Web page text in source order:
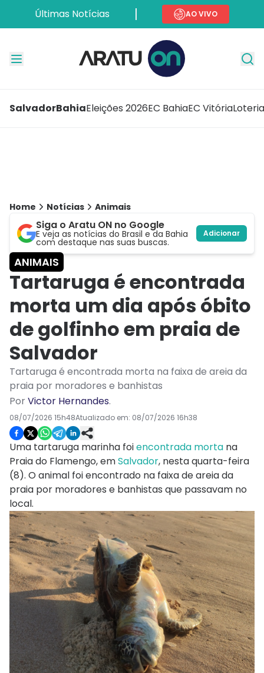
Últimas Notícias AO VIVO
SalvadorBahiaEleições 2026EC BahiaEC Vitória
Home Notícias Animais
Siga o Aratu ON no Google
E veja as notícias do Brasil e da Bahia
com destaque nas suas buscas.
Adicionar
ANIMAIS
Tartaruga é encontrada
morta um dia após óbito
de golfinho em praia de
Salvador
Tartaruga é encontrada morta na faixa de areia da
praia por moradores e banhistas
PorVictor Hernandes.
08/07/2026 15h48Atualizado em: 08/07/2026 16h38
Uma tartaruga marinha foiencontrada morta na
Praia do Flamengo, emSalvador, nesta quarta-feira
(8). O animal foi encontrado na faixa de areia da
praia por moradores e banhistas que passavam no
local.